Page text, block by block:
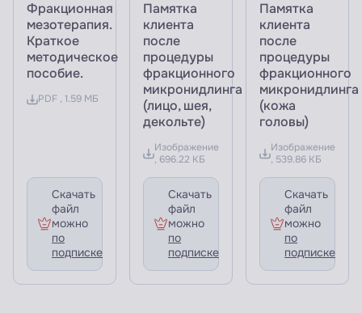
Фракционная
мезотерапия.
Краткое
методическое
пособие.
PDF , 1.59 МБ
Скачать
файл
можно
по
подписке
Памятка
клиента
после
процедуры
фракционного
микронидлинга
(лицо, шея,
декольте)
Изображение
, 696.22 КБ
Скачать
файл
можно
по
подписке
Памятка
клиента
после
процедуры
фракционного
микронидлинга
(кожа
головы)
Изображение
, 539.86 КБ
Скачать
файл
можно
по
подписке